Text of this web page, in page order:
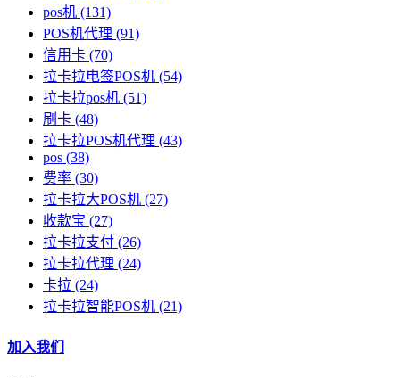
pos机 (131)
POS机代理 (91)
信用卡 (70)
拉卡拉电签POS机 (54)
拉卡拉pos机 (51)
刷卡 (48)
拉卡拉POS机代理 (43)
pos (38)
费率 (30)
拉卡拉大POS机 (27)
收款宝 (27)
拉卡拉支付 (26)
拉卡拉代理 (24)
卡拉 (24)
拉卡拉智能POS机 (21)
加入我们